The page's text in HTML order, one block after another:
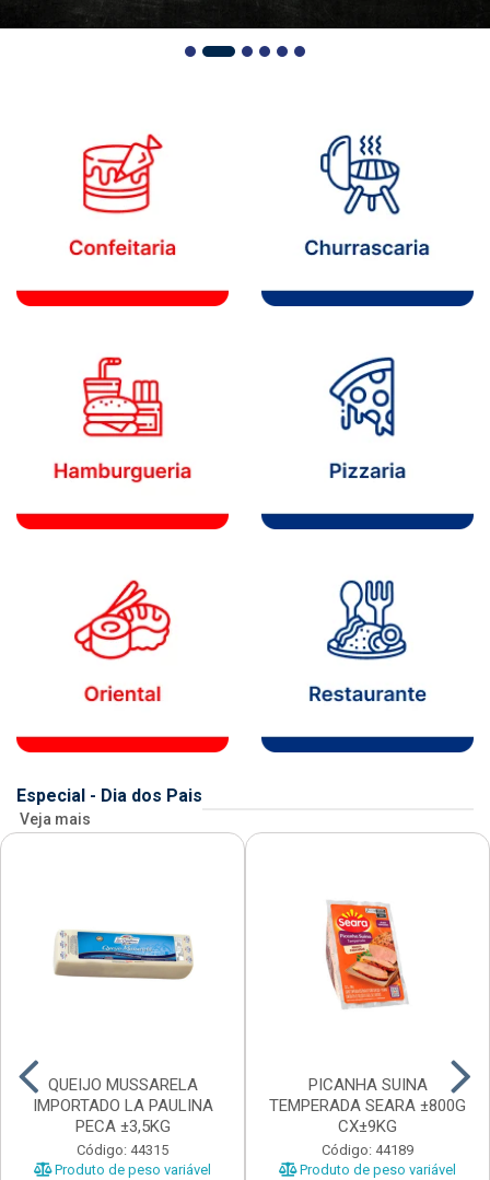
Especial - Dia dos Pais
Veja mais
QUEIJO MUSSARELA
IMPORTADO LA PAULINA
PECA ±3,5KG
Código: 44315
Produto de peso variável
PICANHA SUINA
TEMPERADA SEARA ±800G
CX±9KG
Código: 44189
Produto de peso variável